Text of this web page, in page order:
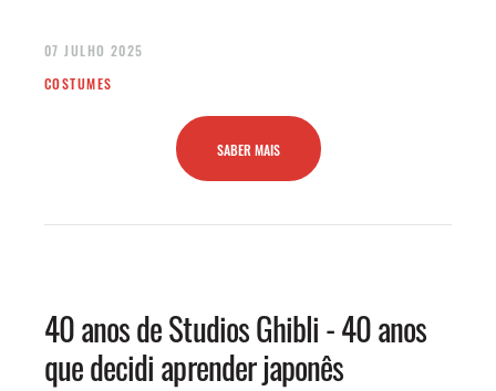
07 JULHO 2025
COSTUMES
SABER MAIS
40 anos de Studios Ghibli - 40 anos
que decidi aprender japonês